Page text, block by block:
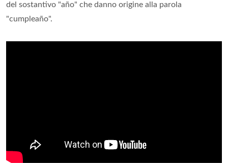
del sostantivo "año" che danno origine alla parola
"cumpleaño".